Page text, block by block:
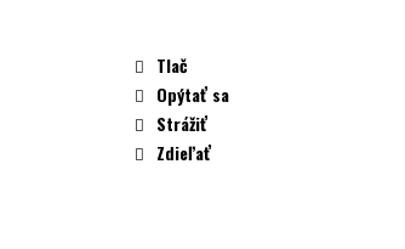
Tlač
Opýtať sa
Strážiť
Zdieľať